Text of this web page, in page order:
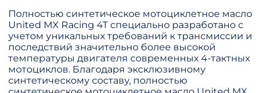
Полностью синтетическое мотоциклетное масло
United MX Racing 4T специально разработано с
учетом уникальных требований к трансмиссии и
последствий значительно более высокой
температуры двигателя современных 4-тактных
мотоциклов. Благодаря эксклюзивному
синтетическому составу, полностью